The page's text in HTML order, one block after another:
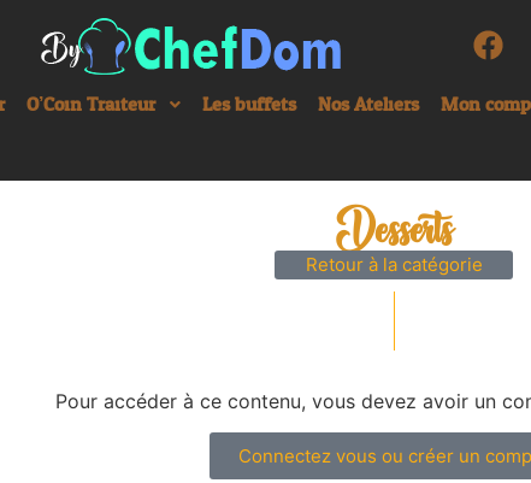
O’Coin Traiteur Les buffets Nos Ateliers Mon
Desserts
Retour à la catégorie
Pour accéder à ce contenu, vous devez avoir un
Connectez vous ou créer un